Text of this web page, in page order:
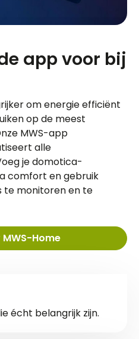
app voor bij
om energie efficiënt
op de meest
MWS-app
alle
je domotica-
comfort en gebruik
te monitoren en te
Home
écht belangrijk zijn.